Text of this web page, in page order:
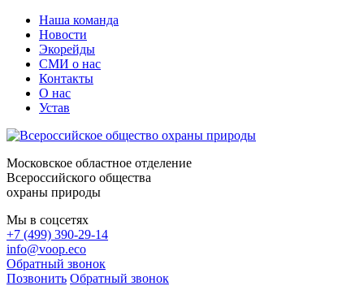
Наша команда
Новости
Экорейды
СМИ о нас
Контакты
О нас
Устав
Московское областное отделение
Всероссийского общества
охраны природы
Мы в соцсетях
+7 (499) 390-29-14
info@voop.eco
Обратный звонок
Позвонить Обратный звонок